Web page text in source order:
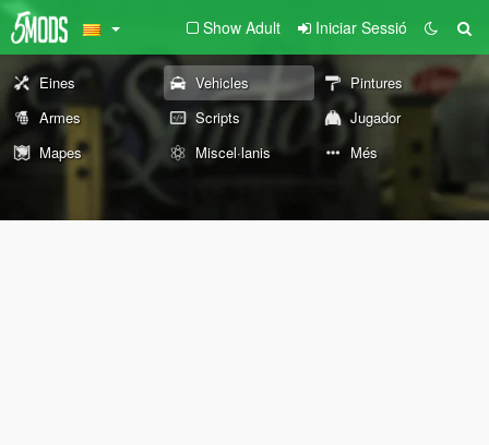
Show Adult Iniciar Sessió
Eines Vehicles
Pintures
Armes
Scripts
Jugador
Mapes
Miscel·lanis Més